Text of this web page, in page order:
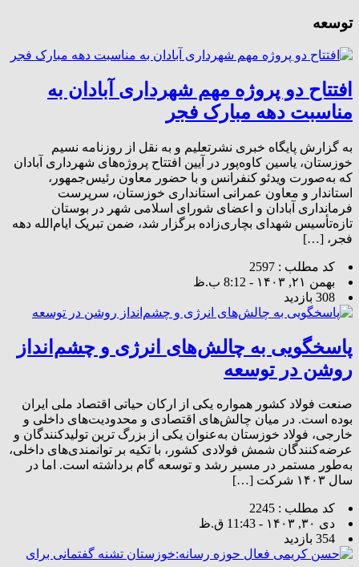
توسعه
افتتاح دو پروژه مهم شهرداری آبادان به
مناسبت دهه مبارک فجر
به گزارش پایگاه خبری نشرتعلیم و به نقل از روزنامه نسیم
خوزستان، یاسین کاوه‌پور در آیین افتتاح پروژه‌های شهرداری آبادان
که به‌صورت ویدئو کنفرانس و با حضور معاون رئیس‌جمهور،
استاندار و معاون عمرانی استانداری خوزستان، سرپرست
فرمانداری آبادان و اعضای شورای اسلامی شهر در بوستان
تازه‌تأسیس شهدای بچاری‌زاده برگزار شد، ضمن تبریک ایام‌الله دهه
فجر، […]
کد مطلب : 2597
بهمن ۲۱, ۱۴۰۳ - 8:12 ب.ظ
308 بازدید
پاسخگویی به چالش‌های انرژی و چشم‌انداز
روشن در توسعه
صنعت فولاد کشور همواره یکی از ارکان حیاتی اقتصاد ملی ایران
بوده است. در میان چالش‌های اقتصادی و محدودیت‌های داخلی و
خارجی، فولاد خوزستان به‌عنوان یکی از بزرگ ترین تولیدکنندگان و
عرضه‌کنندگان شمش فولادی کشور، با تکیه بر توانمندی‌های داخلی،
به‌طور مستمر در مسیر رشد و توسعه گام برداشته است. اما در
سال ۱۴۰۳ شرکت […]
کد مطلب : 2245
دی ۳۰, ۱۴۰۳ - 11:43 ق.ظ
354 بازدید